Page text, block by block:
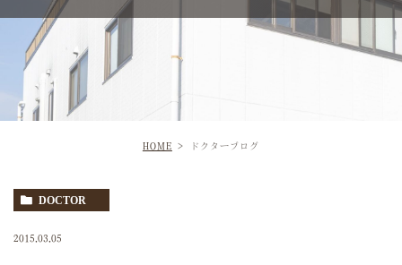
HOME ドクターブログ
DOCTOR
2015.03.05